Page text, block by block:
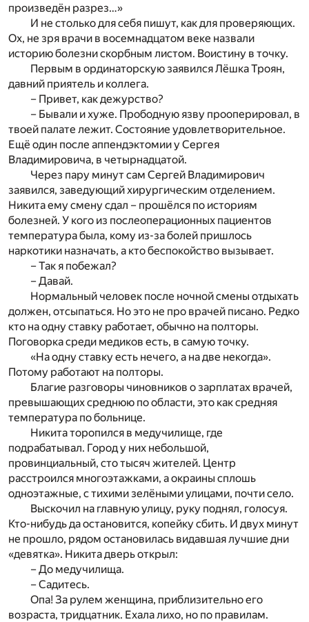
произведён разрез…»
И не столько для себя пишут, как для проверяющих.
Ох, не зря врачи в восемнадцатом веке назвали
историю болезни скорбным листом. Воистину в точку.
Первым в ординаторскую заявился Лёшка Троян,
давний приятель и коллега.
– Привет, как дежурство?
– Бывали и хуже. Прободную язву прооперировал, в
твоей палате лежит. Состояние удовлетворительное.
Ещё один после аппендэктомии у Сергея
Владимировича, в четырнадцатой.
Через пару минут сам Сергей Владимирович
заявился, заведующий хирургическим отделением.
Никита ему смену сдал – прошёлся по историям
болезней. У кого из послеоперационных пациентов
температура была, кому из-за болей пришлось
наркотики назначать, а кто беспокойство вызывает.
– Так я побежал?
– Давай.
Нормальный человек после ночной смены отдыхать
должен, отсыпаться. Но это не про врачей писано. Редко
кто на одну ставку работает, обычно на полторы.
Поговорка среди медиков есть, в самую точку.
«На одну ставку есть нечего, а на две некогда».
Потому работают на полторы.
Благие разговоры чиновников о зарплатах врачей,
превышающих среднюю по области, это как средняя
температура по больнице.
Никита торопился в медучилище, где
подрабатывал. Город у них небольшой,
провинциальный, сто тысяч жителей. Центр
расстроился многоэтажками, а окраины сплошь
одноэтажные, с тихими зелёными улицами, почти село.
Выскочил на главную улицу, руку поднял, голосуя.
Кто-нибудь да остановится, копейку сбить. И двух минут
не прошло, рядом остановилась видавшая лучшие дни
«девятка». Никита дверь открыл:
– До медучилища.
– Садитесь.
Опа! За рулем женщина, приблизительно его
возраста, тридцатник. Ехала лихо, но по правилам.